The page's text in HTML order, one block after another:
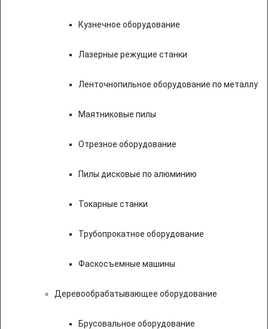
Кузнечное оборудование
Лазерные режущие станки
Ленточнопильное оборудование по металлу
Маятниковые пилы
Отрезное оборудование
Пилы дисковые по алюминию
Токарные станки
Трубопрокатное оборудование
Фаскосъемные машины
Деревообрабатывающее оборудование
Брусовальное оборудование